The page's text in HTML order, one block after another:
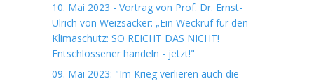
10. Mai 2023 - Vortrag von Prof. Dr. Ernst-
Ulrich von Weizsäcker: „Ein Weckruf für den
Klimaschutz: SO REICHT DAS NICHT!
Entschlossener handeln - jetzt!"
09. Mai 2023: "Im Krieg verlieren auch die